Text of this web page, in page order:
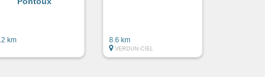
km 8.6 km
VERDUN-CIEL